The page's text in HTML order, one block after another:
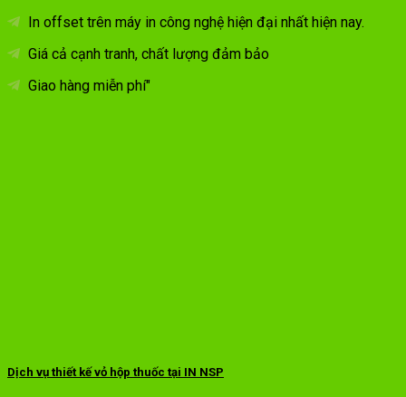
In offset trên máy in công nghệ hiện đại nhất hiện nay.
Giá cả cạnh tranh, chất lượng đảm bảo
Giao hàng miễn phí"
Dịch vụ thiết kế vỏ hộp thuốc tại IN NSP